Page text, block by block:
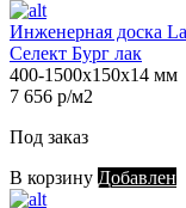
Инженерная доска
Селект Бург лак
400-1500х150х14 мм
7 656 р/м2
Под заказ
В корзину Добавлен